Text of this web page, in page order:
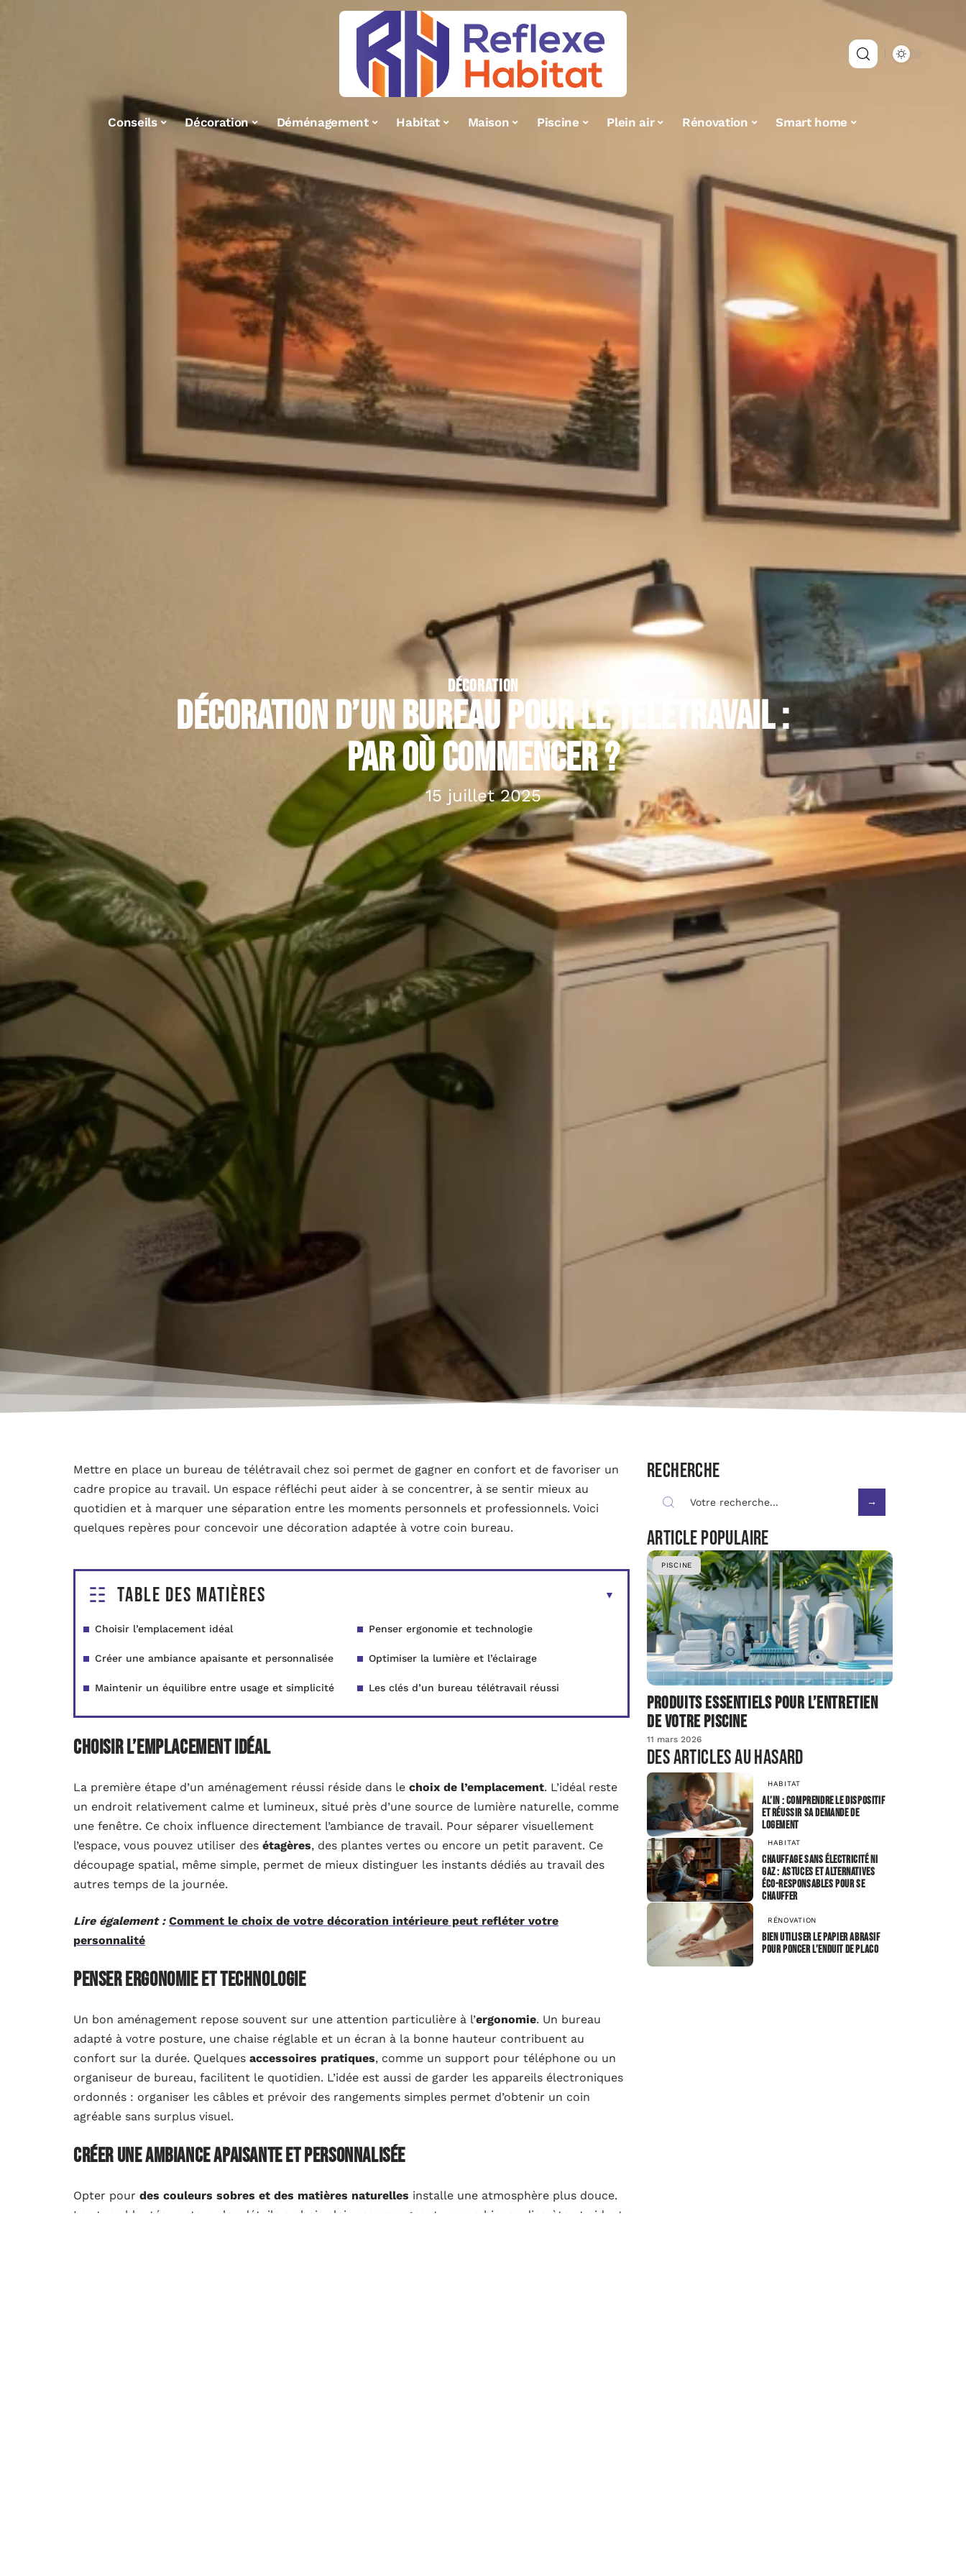
Conseils Décoration Déménagement Habitat Maison Piscine Plein air Rénovation Smart home
DÉCORATION
Décoration d’un bureau pour le télétravail :
par où commencer ?
15 juillet 2025
Mettre en place un bureau de télétravail chez soi permet de gagner en confort et de favoriser un
cadre propice au travail. Un espace réfléchi peut aider à se concentrer, à se sentir mieux au
quotidien et à marquer une séparation entre les moments personnels et professionnels. Voici
quelques repères pour concevoir une décoration adaptée à votre coin bureau.
Table des matières
Choisir l’emplacement idéal Penser ergonomie et technologie
Créer une ambiance apaisante et personnalisée Optimiser la lumière et l’éclairage
Maintenir un équilibre entre usage et simplicité Les clés d’un bureau télétravail réussi
Choisir l’emplacement idéal
La première étape d’un aménagement réussi réside dans le choix de l’emplacement. L’idéal reste
un endroit relativement calme et lumineux, situé près d’une source de lumière naturelle, comme
une fenêtre. Ce choix influence directement l’ambiance de travail. Pour séparer visuellement
l’espace, vous pouvez utiliser des étagères, des plantes vertes ou encore un petit paravent. Ce
découpage spatial, même simple, permet de mieux distinguer les instants dédiés au travail des
autres temps de la journée.
Lire également : Comment le choix de votre décoration intérieure peut refléter votre
personnalité
Penser ergonomie et technologie
Un bon aménagement repose souvent sur une attention particulière à l’ergonomie. Un bureau
adapté à votre posture, une chaise réglable et un écran à la bonne hauteur contribuent au
confort sur la durée. Quelques accessoires pratiques, comme un support pour téléphone ou un
organiseur de bureau, facilitent le quotidien. L’idée est aussi de garder les appareils électroniques
ordonnés : organiser les câbles et prévoir des rangements simples permet d’obtenir un coin
agréable sans surplus visuel.
Créer une ambiance apaisante et personnalisée
Opter pour des couleurs sobres et des matières naturelles installe une atmosphère plus douce.
Les tons bleutés, verts ou les détails en bois clair accompagnent une ambiance discrète et aidante
Recherche
Article populaire
PISCINE
Produits essentiels pour l’entretien
de votre piscine
11 mars 2026
Des articles au hasard
HABITAT
AL’in : comprendre le dispositif
et réussir sa demande de
logement
HABITAT
Chauffage sans électricité ni
gaz : astuces et alternatives
éco-responsables pour se
chauffer
RÉNOVATION
Bien utiliser le papier abrasif
pour poncer l’enduit de placo